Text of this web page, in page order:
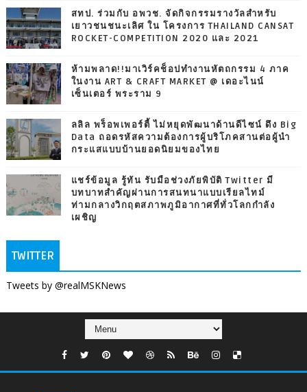
สทป. ร่วมกับ อพวช. จัดกิจกรรมรางวัลสำหรับ
เยาวชนชนะเลิศ ใน โครงการ THAILAND CANSAT
ROCKET-COMPETITION 2020 และ 2021
ห้ามพลาด!!มาเวิร์คช็อปทำงานหัตถกรรม 4 ภาค
ในงาน ART & CRAFT MARKET @ เดอะไนน์
เซ็นเตอร์ พระราม 9
ลลิล พร็อพเพอร์ตี้ ไม่หยุดพัฒนาด้านดีไซน์ ดึง Big
Data ถอดรหัสความต้องการผู้บริโภคสานต่อผู้นำ
กระแสแบบบ้านยอดนิยมของไทย
แชร์ข้อมูล รู้ทัน รับมือช่วงภัยพิบัติ Twitter มี
บทบาทสำคัญผ่านการสนทนาแบบเรียลไทม์
ท่ามกลางวิกฤตสภาพภูมิอากาศที่ทั่วโลกกำลัง
เผชิญ
TWITTER
Tweets by @realMSKNews